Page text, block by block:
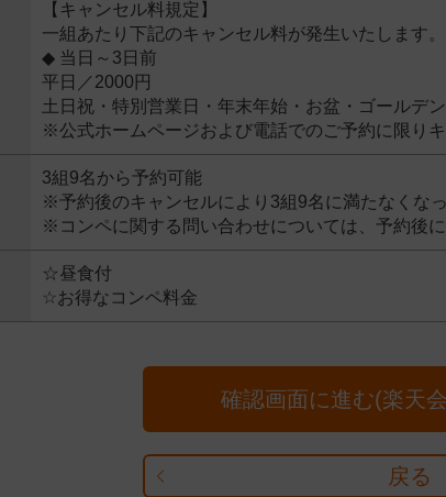
【キャンセル料規定】
一組あたり下記のキャンセル料が発生いたします。
◆ 当日～3日前
平日／2000円
土日祝・特別営業日・年末年始・お盆・ゴールデ
※公式ホームページおよび電話でのご予約に限り
3組9名から予約可能
※予約後のキャンセルにより3組9名に満たなくな
※コンペに関する問い合わせについては、予約後
☆昼食付
☆お得なコンペ料金
確認画面に進む(楽天
戻る